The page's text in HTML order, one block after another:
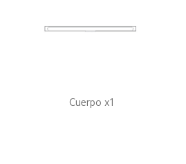
Cuerpo x1